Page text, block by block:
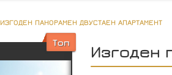
ИЗГОДЕН ПАНОРАМЕН ДВУСТАЕН АПАРТАМЕНТ
Топ Изгоден